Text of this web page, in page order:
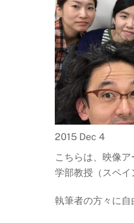
2015 Dec 4
こちらは、映像
学部教授（スペイ
執筆者の方々に自